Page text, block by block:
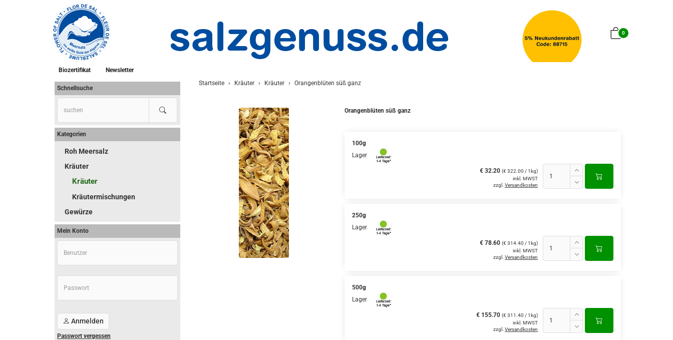
0
Biozertifikat
Newsletter
Startseite
Kräuter Kräuter Orangenblüten süß ganz
Orangenblüten süß ganz
100g
Lager
€ 32.20 (€ 322.00 / 1kg)
inkl. MWST
zzgl. Versandkosten
250g
Lager
€ 78.60 (€ 314.40 / 1kg)
inkl. MWST
zzgl. Versandkosten
500g
Lager
€ 155.70 (€ 311.40 / 1kg)
inkl. MWST
zzgl. Versandkosten
Schnellsuche
Kategorien
Roh Meersalz
Kräuter
Kräuter
Kräutermischungen
Gewürze
Mein Konto
Anmelden
Passwort vergessen